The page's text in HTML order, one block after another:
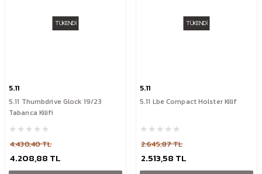
TÜKENDİ
5.11
5.11 Thumbdrive Glock 19/23
Tabanca Kilifi
4.430,40 TL
4.208,88 TL
TÜKENDİ
5.11
5.11 Lbe Compact Holster Kilif
2.645,87 TL
2.513,58 TL